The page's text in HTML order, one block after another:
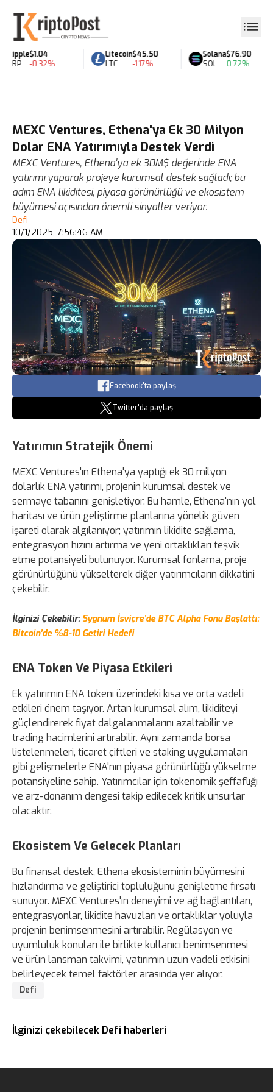
Ripple
XRP
$1.04
-0.32%
Litecoin
LTC
$45.50
-1.17%
Solana
SOL
$76.90
0.72%
MEXC Ventures, Ethena'ya Ek 30 Milyon
Dolar ENA Yatırımıyla Destek Verdi
MEXC Ventures, Ethena'ya ek 30M$ değerinde ENA
yatırımı yaparak projeye kurumsal destek sağladı; bu
adım ENA likiditesi, piyasa görünürlüğü ve ekosistem
büyümesi açısından önemli sinyaller veriyor.
Defi
10/1/2025, 7:56:46 AM
Facebook'ta paylaş
Twitter'da paylaş
Yatırımın Stratejik Önemi
MEXC Ventures'ın Ethena'ya yaptığı ek 30 milyon
dolarlık ENA yatırımı, projenin kurumsal destek ve
sermaye tabanını genişletiyor. Bu hamle, Ethena'nın yol
haritası ve ürün geliştirme planlarına yönelik güven
işareti olarak algılanıyor; yatırımın likidite sağlama,
entegrasyon hızını artırma ve yeni ortaklıkları teşvik
etme potansiyeli bulunuyor. Kurumsal fonlama, proje
görünürlüğünü yükselterek diğer yatırımcıların dikkatini
çekebilir.
İlginizi Çekebilir: Sygnum İsviçre’de BTC Alpha Fonu Başlattı:
Bitcoin’de %8-10 Getiri Hedefi
ENA Token Ve Piyasa Etkileri
Ek yatırımın ENA tokenı üzerindeki kısa ve orta vadeli
etkileri önem taşıyor. Artan kurumsal alım, likiditeyi
güçlendirerek fiyat dalgalanmalarını azaltabilir ve
trading hacimlerini artırabilir. Aynı zamanda borsa
listelenmeleri, ticaret çiftleri ve staking uygulamaları
gibi gelişmelerle ENA'nın piyasa görünürlüğü yükselme
potansiyeline sahip. Yatırımcılar için tokenomik şeffaflığı
ve arz-donanım dengesi takip edilecek kritik unsurlar
olacaktır.
Ekosistem Ve Gelecek Planları
Bu finansal destek, Ethena ekosisteminin büyümesini
hızlandırma ve geliştirici topluluğunu genişletme fırsatı
sunuyor. MEXC Ventures'ın deneyimi ve ağ bağlantıları,
entegrasyonlar, likidite havuzları ve ortaklıklar yoluyla
projenin benimsenmesini artırabilir. Regülasyon ve
uyumluluk konuları ile birlikte kullanıcı benimsenmesi
ve ürün lansman takvimi, yatırımın uzun vadeli etkisini
belirleyecek temel faktörler arasında yer alıyor.
Defi
İlginizi çekebilecek Defi haberleri